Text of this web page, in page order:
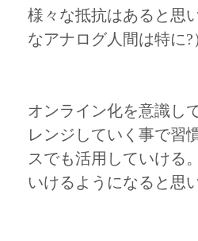
様々な抵抗はあると思
なアナログ人間は特に?
オンライン化を意識し
レンジしていく事で習
スでも活用していける
いけるようになると思